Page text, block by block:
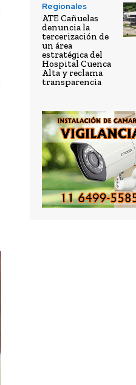
Regionales
ATE Cañuelas
denuncia la
tercerización de
un área
estratégica del
Hospital Cuenca
Alta y reclama
transparencia